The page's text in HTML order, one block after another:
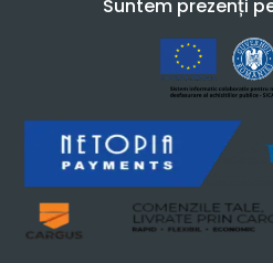
Suntem prezenți pe